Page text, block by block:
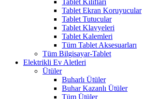
Tablet Kılıfları
Tablet Ekran Koruyucular
Tablet Tutucular
Tablet Klavyeleri
Tablet Kalemleri
Tüm Tablet Aksesuarları
Tüm Bilgisayar-Tablet
Elektrikli Ev Aletleri
Ütüler
Buharlı Ütüler
Buhar Kazanlı Ütüler
Tüm Ütüler